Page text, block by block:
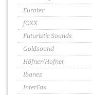
Eurotec
fOXX
Futuristic Sounds
Goldsound
Höfner/Hofner
Ibanez
InterFax